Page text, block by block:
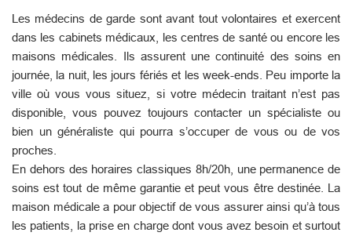
Les médecins de garde sont avant tout volontaires et exercent
dans les cabinets médicaux, les centres de santé ou encore les
maisons médicales. Ils assurent une continuité des soins en
journée, la nuit, les jours fériés et les week-ends. Peu importe la
ville où vous vous situez, si votre médecin traitant n’est pas
disponible, vous pouvez toujours contacter un spécialiste ou
bien un généraliste qui pourra s’occuper de vous ou de vos
proches.
En dehors des horaires classiques 8h/20h, une permanence de
soins est tout de même garantie et peut vous être destinée. La
maison médicale a pour objectif de vous assurer ainsi qu’à tous
les patients, la prise en charge dont vous avez besoin et surtout